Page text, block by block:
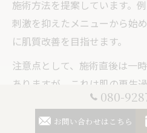
施術方法を提案しています。
刺激を抑えたメニューから始
に肌質改善を目指せます。
注意点として、施術直後は一
ありますが、これは肌の再生
す。適切な保湿や紫外線対策
ムを最小限に抑えることがで
080-
お問い合わせはこちら